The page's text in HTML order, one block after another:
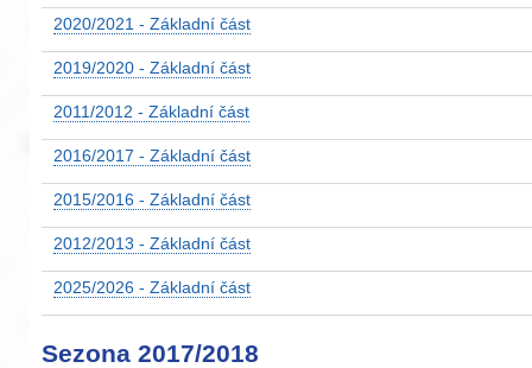
2020/2021 - Základní část
2019/2020 - Základní část
2011/2012 - Základní část
2016/2017 - Základní část
2015/2016 - Základní část
2012/2013 - Základní část
2025/2026 - Základní část
Sezona 2017/2018